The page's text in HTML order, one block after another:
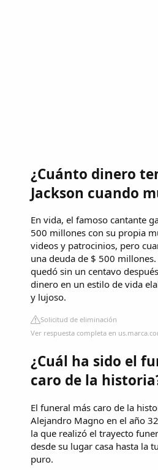
¿Cuánto dinero
Jackson cuando
En vida, el famoso cantante
500 millones con su propia
videos y patrocinios, pero
una deuda de $ 500 millones.
quedó sin un centavo
dinero en un estilo de vida
y lujoso.
Solicitud de eliminación
Ver respuesta completa en
¿Cuál ha sido el
caro de la
El funeral más caro de la
Alejandro Magno en el año
la que realizó el trayecto
desde su lugar casa hasta la
puro.